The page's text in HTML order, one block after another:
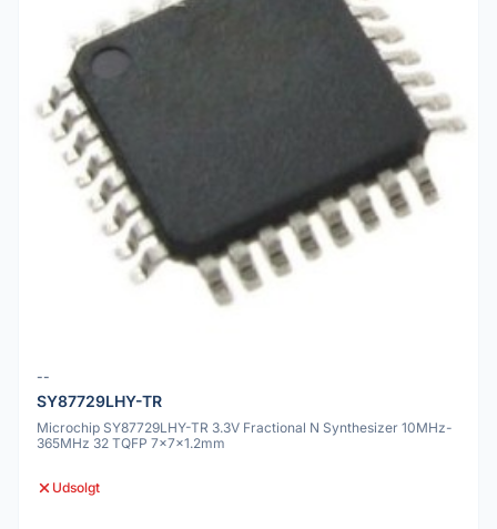
--
SY87729LHY-TR
Microchip SY87729LHY-TR 3.3V Fractional N Synthesizer 10MHz-
365MHz 32 TQFP 7x7x1.2mm
Udsolgt